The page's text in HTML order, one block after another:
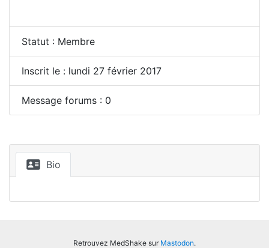
Statut : Membre
Inscrit le : lundi 27 février 2017
Message forums : 0
Bio
Retrouvez MedShake sur Mastodon.